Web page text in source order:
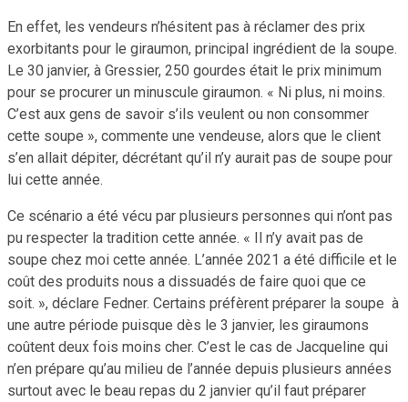
En effet, les vendeurs n’hésitent pas à réclamer des prix
exorbitants pour le giraumon, principal ingrédient de la soupe.
Le 30 janvier, à Gressier, 250 gourdes était le prix minimum
pour se procurer un minuscule giraumon. « Ni plus, ni moins.
C’est aux gens de savoir s’ils veulent ou non consommer
cette soupe », commente une vendeuse, alors que le client
s’en allait dépiter, décrétant qu’il n’y aurait pas de soupe pour
lui cette année.
Ce scénario a été vécu par plusieurs personnes qui n’ont pas
pu respecter la tradition cette année. « Il n’y avait pas de
soupe chez moi cette année. L’année 2021 a été difficile et le
coût des produits nous a dissuadés de faire quoi que ce
soit. », déclare Fedner. Certains préfèrent préparer la soupe à
une autre période puisque dès le 3 janvier, les giraumons
coûtent deux fois moins cher. C’est le cas de Jacqueline qui
n’en prépare qu’au milieu de l’année depuis plusieurs années
surtout avec le beau repas du 2 janvier qu’il faut préparer